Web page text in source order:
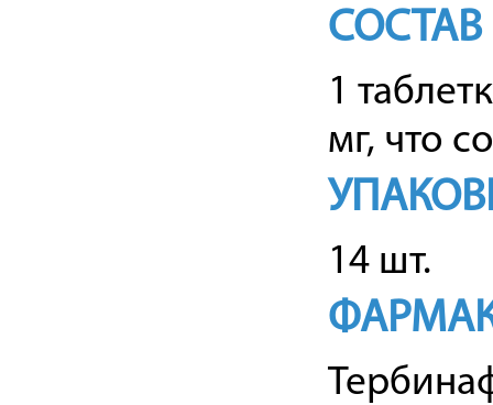
СОСТАВ
1
мг, что
14 шт.